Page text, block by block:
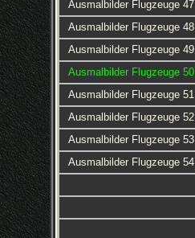
Ausmalbilder Flugzeuge 47
Ausmalbilder Flugzeuge 48
Ausmalbilder Flugzeuge 49
Ausmalbilder Flugzeuge 50
Ausmalbilder Flugzeuge 51
Ausmalbilder Flugzeuge 52
Ausmalbilder Flugzeuge 53
Ausmalbilder Flugzeuge 54